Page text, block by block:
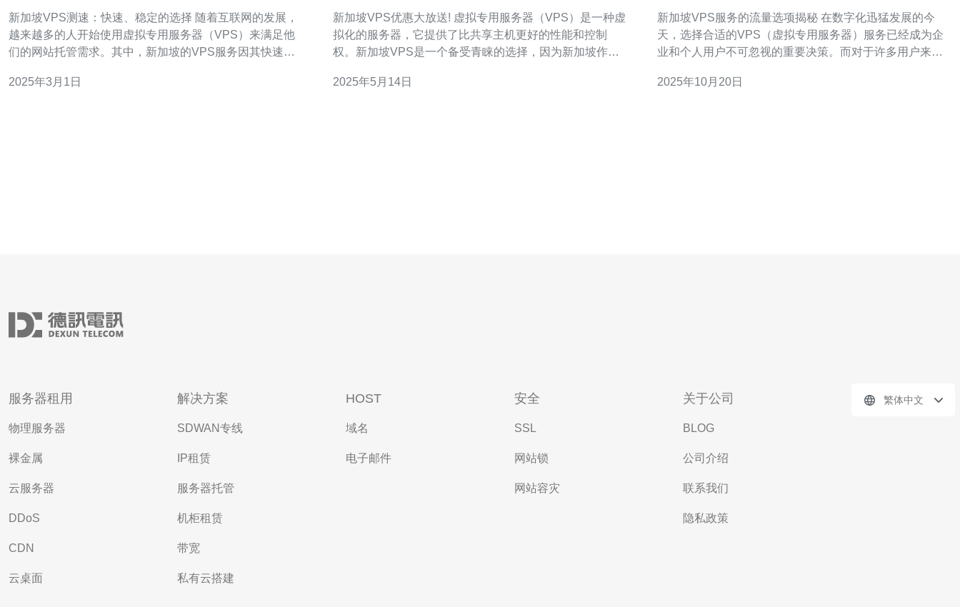
新加坡VPS测速：快速、稳定的选择 随着互联网的发展，
越来越多的人开始使用虚拟专用服务器（VPS）来满足他
们的网站托管需求。其中，新加坡的VPS服务因其快速、
为什么选择它。 新加坡作为亚洲的枢纽，具有出色的网络
2025年3月1日
新加坡VPS优惠大放送! 虚拟专用服务器（VPS）是一种虚
拟化的服务器，它提供了比共享主机更好的性能和控制
权。新加坡VPS是一个备受青睐的选择，因为新加坡作为
环境。 在这次VPS优惠大放送中，我们提供了多种优惠活
2025年5月14日
新加坡VPS服务的流量选项揭秘 在数字化迅猛发展的今
天，选择合适的VPS（虚拟专用服务器）服务已经成为企
业和个人用户不可忽视的重要决策。而对于许多用户来
素。本文将深入探讨新加坡的VPS服务是否提供不限流量
2025年10月20日
服务器租用
物理服务器
裸金属
云服务器
DDoS
CDN
云桌面
解决方案
SDWAN专线
IP租赁
服务器托管
机柜租赁
带宽
私有云搭建
HOST
域名
电子邮件
安全
SSL
网站锁
网站容灾
关于公司
BLOG
公司介绍
联系我们
隐私政策
繁体中文